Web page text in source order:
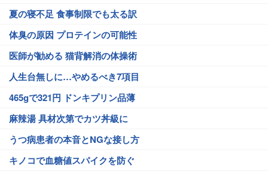
夏の寝不足 食事制限でも太る訳
体臭の原因 プロテインの可能性
医師が勧める 猫背解消の体操術
人生台無しに…やめるべき7項目
465gで321円 ドンキプリン品薄
麻辣湯 具材次第でカツ丼級に
うつ病患者の本音とNGな接し方
キノコで血糖値スパイクを防ぐ